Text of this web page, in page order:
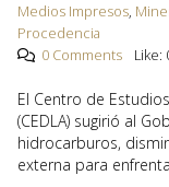
Medios Impresos,
Procedencia
0 Comments
Like:
El Centro de
(CEDLA) sugirió al
hidrocarburos,
externa para